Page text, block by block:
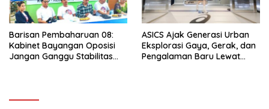
Barisan Pembaharuan 08:
Kabinet Bayangan Oposisi
Jangan Ganggu Stabilitas
ASICS Ajak Generasi Urban
Eksplorasi Gaya, Gerak, dan
Pengalaman Baru Lewat